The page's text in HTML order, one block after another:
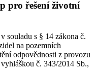
pro řešení životní
souladu s § 14 zákona č.
na pozemních
odpovědnosti z provozu
č. 343/2014 Sb.,